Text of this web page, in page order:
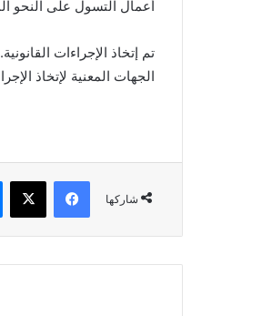
أعمال التسول على النحو
تم إتخاذ الإجراءات
الجهات المعنية لإتخاذ
شاركها
فيسبوك X